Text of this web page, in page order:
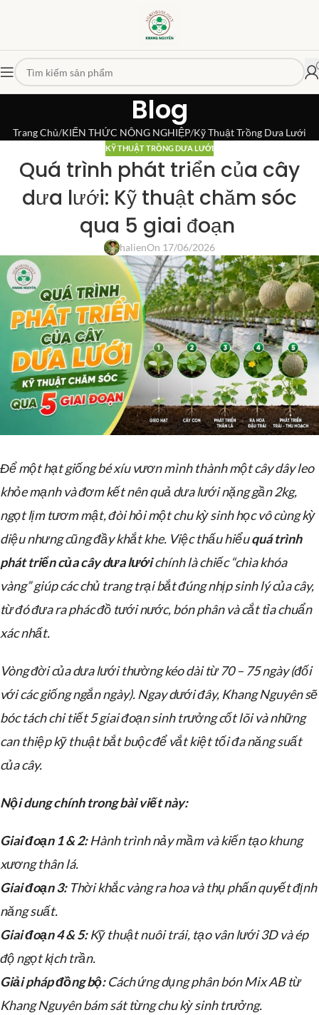
Blog
Trang Chủ KIẾN THỨC NÔNG NGHIỆP Kỹ Thuật Trồng Dưa Lưới
KỸ THUẬT TRỒNG DƯA LƯỚI
Quá trình phát triển của cây
dưa lưới: Kỹ thuật chăm sóc
qua 5 giai đoạn
halienOn 17/06/2026
Để một hạt giống bé xíu vươn mình thành một cây dây leo
khỏe mạnh và đơm kết nên quả dưa lưới nặng gần 2kg,
ngọt lịm tươm mật, đòi hỏi một chu kỳ sinh học vô cùng kỳ
diệu nhưng cũng đầy khắt khe. Việc thấu hiểuquá trình
phát triển của cây dưa lướichính là chiếc “chìa khóa
vàng” giúp các chủ trang trại bắt đúng nhịp sinh lý của cây,
từ đó đưa ra phác đồ tưới nước, bón phân và cắt tỉa chuẩn
xác nhất.
Vòng đời của dưa lưới thường kéo dài từ 70 – 75 ngày (đối
với các giống ngắn ngày). Ngay dưới đây, Khang Nguyên sẽ
bóc tách chi tiết 5 giai đoạn sinh trưởng cốt lõi và những
can thiệp kỹ thuật bắt buộc để vắt kiệt tối đa năng suất
của cây.
Nội dung chính trong bài viết này:
Giai đoạn 1 & 2:Hành trình nảy mầm và kiến tạo khung
xương thân lá.
Giai đoạn 3:Thời khắc vàng ra hoa và thụ phấn quyết định
năng suất.
Giai đoạn 4 & 5:Kỹ thuật nuôi trái, tạo vân lưới 3D và ép
độ ngọt kịch trần.
Giải pháp đồng bộ:Cách ứng dụng phân bón Mix AB từ
Khang Nguyên bám sát từng chu kỳ sinh trưởng.